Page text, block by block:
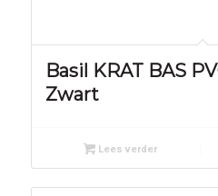
Basil KRAT BAS
Zwart
Lees verder